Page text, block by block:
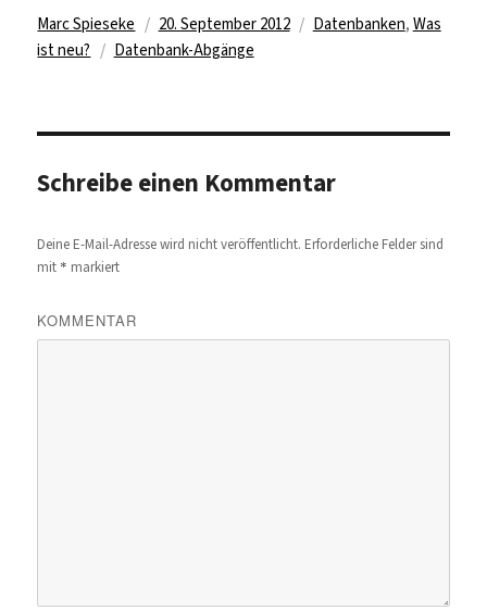
Autor
Marc Spieseke
Veröffentlicht
am
20. September 2012 Kategorien
Datenbanken, Was
ist neu?
Schlagwörter
Datenbank-Abgänge
Schreibe einen Kommentar
Deine E-Mail-Adresse wird nicht veröffentlicht. Erforderliche Felder sind
mit * markiert
KOMMENTAR